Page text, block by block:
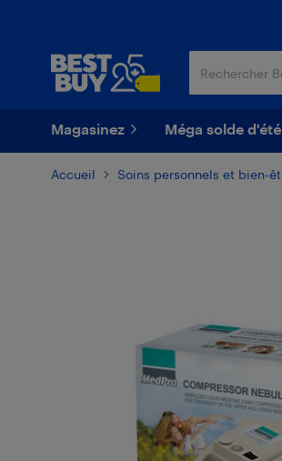
Magasinez Méga solde d'été
Accueil Soins personnels et bien-